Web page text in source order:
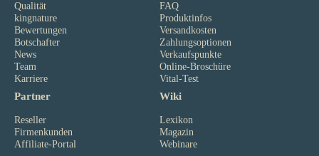
Qualität
kingnature
Bewertungen
Botschafter
News
Team
Karriere
FAQ
Produktinfos
Versandkosten
Zahlungsoptionen
Verkaufspunkte
Online-Broschüre
Vital-Test
Partner
Reseller
Firmenkunden
Affiliate-Portal
Wiki
Lexikon
Magazin
Webinare